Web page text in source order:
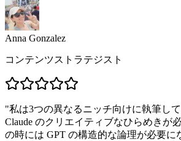
Anna Gonzalez
コンテンツストラテジスト
"私は3つの異なるニッチ向けに執筆し
Claude のクリエイティブなひらめきが
の時には GPT の構造的な論理が必要に